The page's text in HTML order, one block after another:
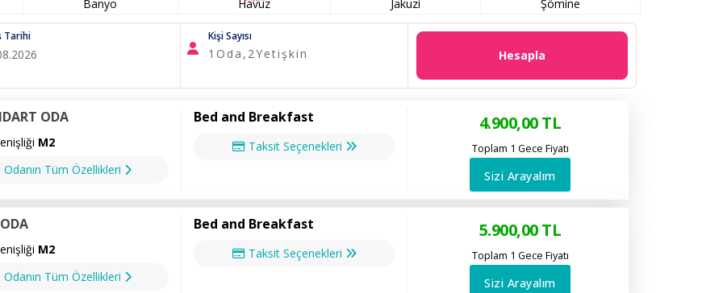
Banyo Havuz Jakuzi Şömine
Tarihi Kişi Sayısı
1 Oda, 2Yetişkin Hesapla
ODA
M2
Odanın Tüm Özellikleri
Bed and Breakfast
Taksit Seçenekleri
4.900,00TL
Toplam 1 Gece Fiyatı
Sizi Arayalım
M2
Odanın Tüm Özellikleri
Bed and Breakfast
Taksit Seçenekleri
5.900,00TL
Toplam 1 Gece Fiyatı
Sizi Arayalım